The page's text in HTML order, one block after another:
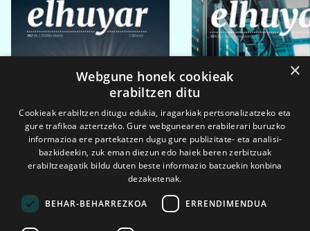
×
Webgune honek cookieak
erabiltzen ditu
Cookieak erabiltzen ditugu edukia, iragarkiak pertsonalizatzeko eta
gure trafikoa aztertzeko. Gure webgunearen erabilerari buruzko
informazioa ere partekatzen dugu gure publizitate- eta analisi-
bazkideekin, zuk eman diezun edo haiek beren zerbitzuak
erabiltzeagatik bildu duten beste informazio batzuekin konbina
dezaketenak.
BEHAR-BEHARREZKOA ERRENDIMENDUA